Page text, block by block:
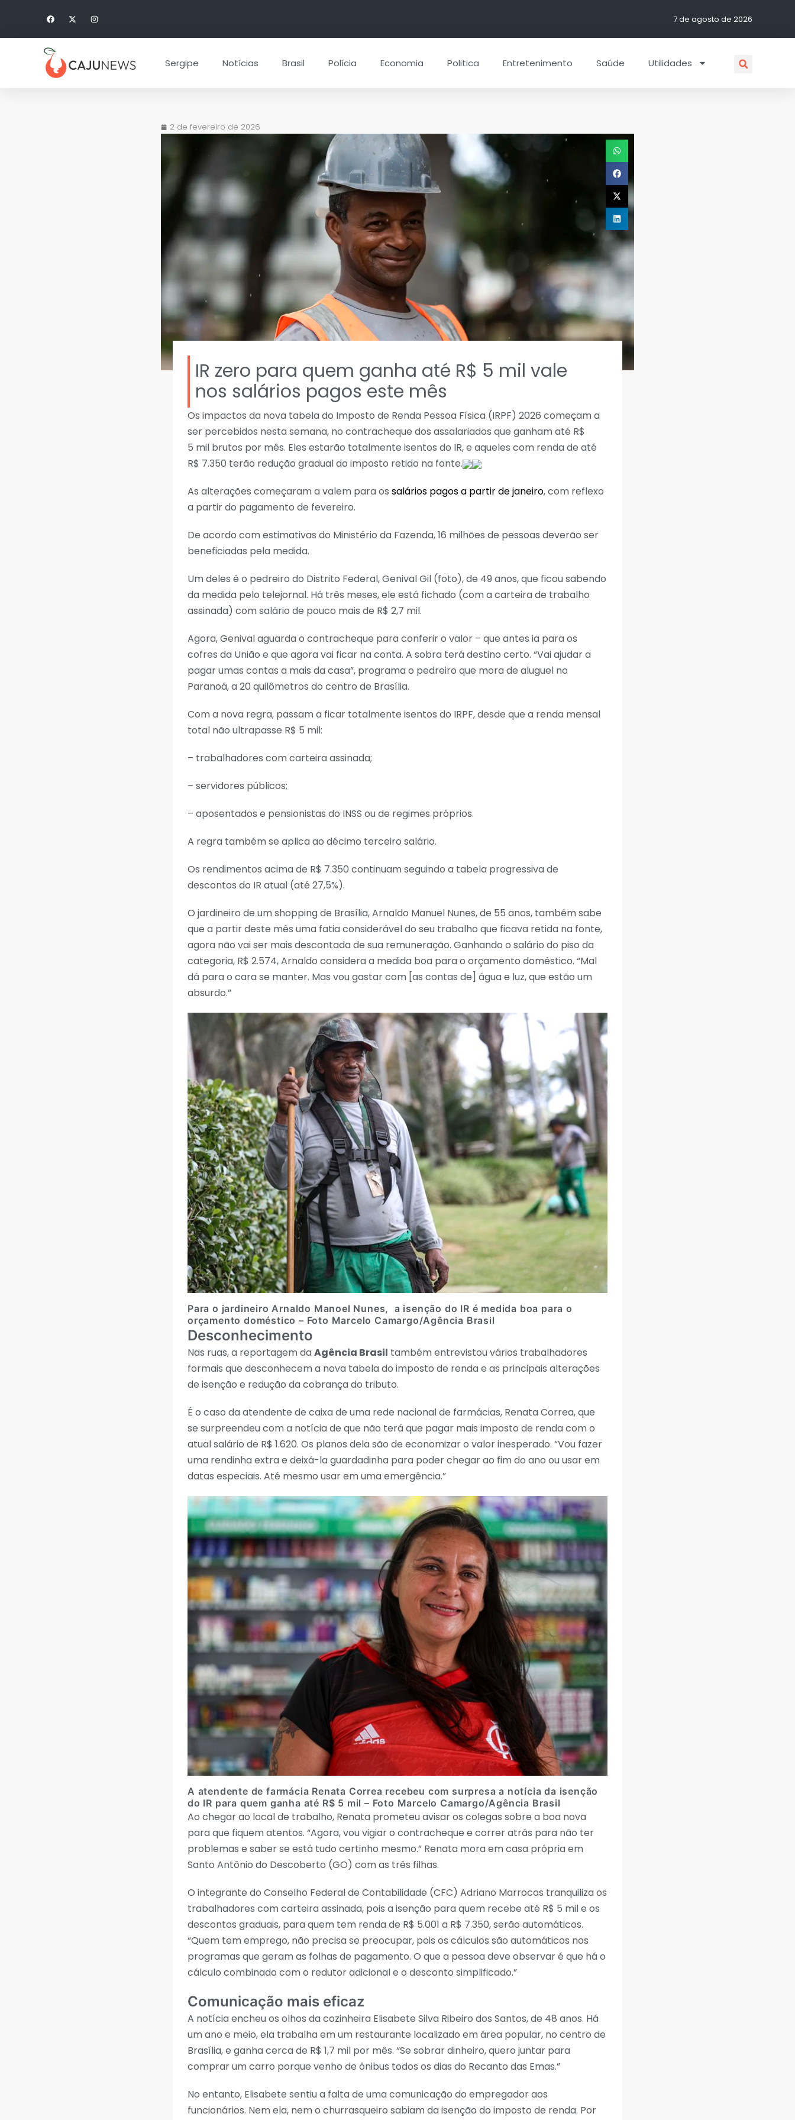
7 de agosto de 2026
Sergipe Notícias Brasil Polícia Economia Politica Entretenimento Saúde Utilidades
2 de fevereiro de 2026
IR zero para quem ganha até R$ 5 mil vale
nos salários pagos este mês
Os impactos da nova tabela do Imposto de Renda Pessoa Física (IRPF) 2026 começam a
ser percebidos nesta semana, no contracheque dos assalariados que ganham até R$
5 mil brutos por mês. Eles estarão totalmente isentos do IR, e aqueles com renda de até
R$ 7.350 terão redução gradual do imposto retido na fonte.
As alterações começaram a valem para os salários pagos a partir de janeiro, com reflexo
a partir do pagamento de fevereiro.
De acordo com estimativas do Ministério da Fazenda, 16 milhões de pessoas deverão ser
beneficiadas pela medida.
Um deles é o pedreiro do Distrito Federal, Genival Gil (foto), de 49 anos, que ficou sabendo
da medida pelo telejornal. Há três meses, ele está fichado (com a carteira de trabalho
assinada) com salário de pouco mais de R$ 2,7 mil.
Agora, Genival aguarda o contracheque para conferir o valor – que antes ia para os
cofres da União e que agora vai ficar na conta. A sobra terá destino certo. “Vai ajudar a
pagar umas contas a mais da casa”, programa o pedreiro que mora de aluguel no
Paranoá, a 20 quilômetros do centro de Brasília.
Com a nova regra, passam a ficar totalmente isentos do IRPF, desde que a renda mensal
total não ultrapasse R$ 5 mil:
– trabalhadores com carteira assinada;
– servidores públicos;
– aposentados e pensionistas do INSS ou de regimes próprios.
A regra também se aplica ao décimo terceiro salário.
Os rendimentos acima de R$ 7.350 continuam seguindo a tabela progressiva de
descontos do IR atual (até 27,5%).
O jardineiro de um shopping de Brasília, Arnaldo Manuel Nunes, de 55 anos, também sabe
que a partir deste mês uma fatia considerável do seu trabalho que ficava retida na fonte,
agora não vai ser mais descontada de sua remuneração. Ganhando o salário do piso da
categoria, R$ 2.574, Arnaldo considera a medida boa para o orçamento doméstico. “Mal
dá para o cara se manter. Mas vou gastar com [as contas de] água e luz, que estão um
absurdo.”
Para o jardineiro Arnaldo Manoel Nunes, a isenção do IR é medida boa para o
orçamento doméstico – Foto Marcelo Camargo/Agência Brasil
Desconhecimento
Nas ruas, a reportagem daAgência Brasil também entrevistou vários trabalhadores
formais que desconhecem a nova tabela do imposto de renda e as principais alterações
de isenção e redução da cobrança do tributo.
É o caso da atendente de caixa de uma rede nacional de farmácias, Renata Correa, que
se surpreendeu com a notícia de que não terá que pagar mais imposto de renda com o
atual salário de R$ 1.620. Os planos dela são de economizar o valor inesperado. “Vou fazer
uma rendinha extra e deixá-la guardadinha para poder chegar ao fim do ano ou usar em
datas especiais. Até mesmo usar em uma emergência.”
A atendente de farmácia Renata Correa recebeu com surpresa a notícia da isenção
do IR para quem ganha até R$ 5 mil – Foto Marcelo Camargo/Agência Brasil
Ao chegar ao local de trabalho, Renata prometeu avisar os colegas sobre a boa nova
para que fiquem atentos. “Agora, vou vigiar o contracheque e correr atrás para não ter
problemas e saber se está tudo certinho mesmo.” Renata mora em casa própria em
Santo Antônio do Descoberto (GO) com as três filhas.
O integrante do Conselho Federal de Contabilidade (CFC) Adriano Marrocos tranquiliza os
trabalhadores com carteira assinada, pois a isenção para quem recebe até R$ 5 mil e os
descontos graduais, para quem tem renda de R$ 5.001 a R$ 7.350, serão automáticos.
“Quem tem emprego, não precisa se preocupar, pois os cálculos são automáticos nos
programas que geram as folhas de pagamento. O que a pessoa deve observar é que há o
cálculo combinado com o redutor adicional e o desconto simplificado.”
Comunicação mais eficaz
A notícia encheu os olhos da cozinheira Elisabete Silva Ribeiro dos Santos, de 48 anos. Há
um ano e meio, ela trabalha em um restaurante localizado em área popular, no centro de
Brasília, e ganha cerca de R$ 1,7 mil por mês. “Se sobrar dinheiro, quero juntar para
comprar um carro porque venho de ônibus todos os dias do Recanto das Emas.”
No entanto, Elisabete sentiu a falta de uma comunicação do empregador aos
funcionários. Nem ela, nem o churrasqueiro sabiam da isenção do imposto de renda. Por